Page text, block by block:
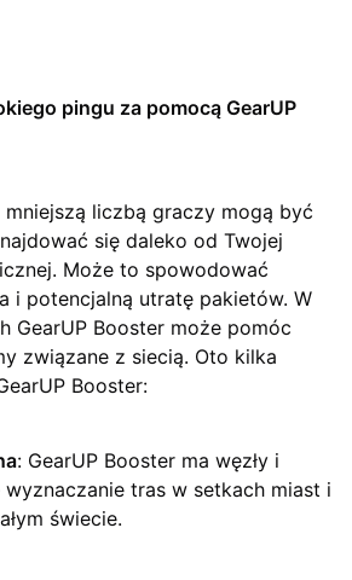
pingu za pomocą GearUP
liczbą graczy mogą być
się daleko od Twojej
Może to spowodować
i potencjalną utratę pakietów. W
GearUP Booster może pomóc
związane z siecią. Oto kilka
Booster:
: GearUP Booster ma węzły i
wyznaczanie tras w setkach miast i
świecie.